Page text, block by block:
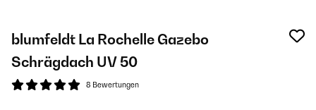
blumfeldt La Rochelle Gazebo
Schrägdach UV 50
8 Bewertungen